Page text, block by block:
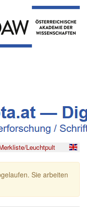
Leuchtpult
Sie arbeiten